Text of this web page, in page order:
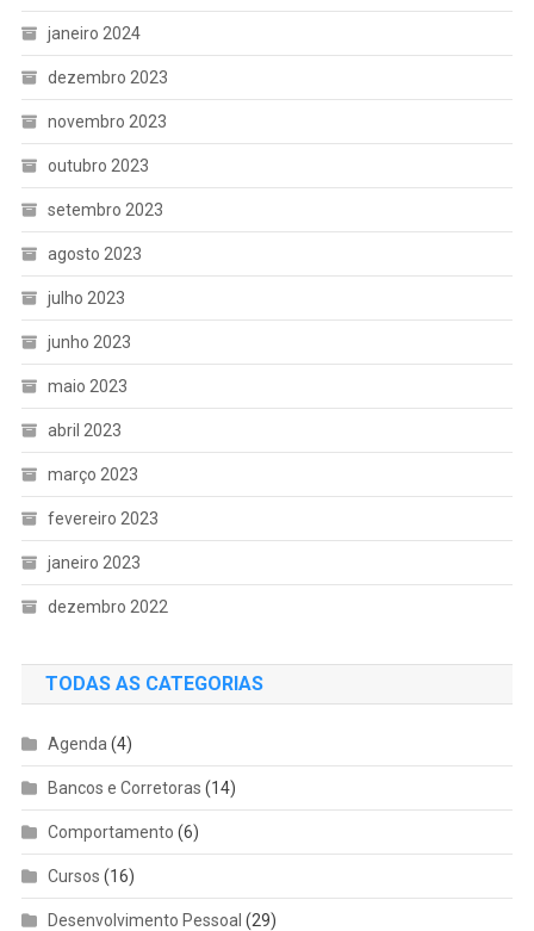
janeiro 2024
dezembro 2023
novembro 2023
outubro 2023
setembro 2023
agosto 2023
julho 2023
junho 2023
maio 2023
abril 2023
março 2023
fevereiro 2023
janeiro 2023
dezembro 2022
TODAS AS CATEGORIAS
Agenda (4)
Bancos e Corretoras (14)
Comportamento (6)
Cursos (16)
Desenvolvimento Pessoal (29)